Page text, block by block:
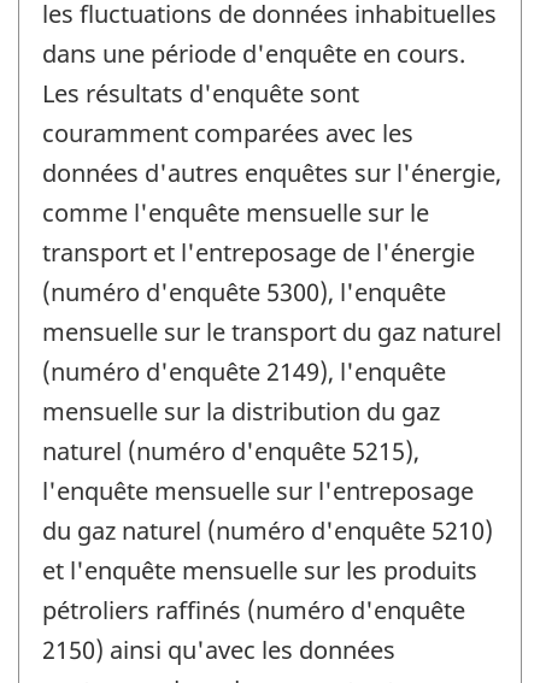
les fluctuations de données inhabituelles
dans une période d'enquête en cours.
Les résultats d'enquête sont
couramment comparées avec les
données d'autres enquêtes sur l'énergie,
comme l'enquête mensuelle sur le
transport et l'entreposage de l'énergie
(numéro d'enquête 5300), l'enquête
mensuelle sur le transport du gaz naturel
(numéro d'enquête 2149), l'enquête
mensuelle sur la distribution du gaz
naturel (numéro d'enquête 5215),
l'enquête mensuelle sur l'entreposage
du gaz naturel (numéro d'enquête 5210)
et l'enquête mensuelle sur les produits
pétroliers raffinés (numéro d'enquête
2150) ainsi qu'avec les données